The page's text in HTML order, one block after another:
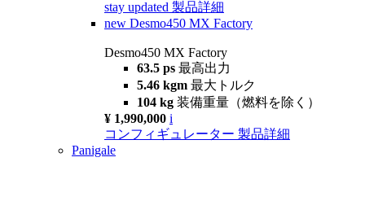
stay updated 製品詳細
new Desmo450 MX Factory
Desmo450 MX Factory
63.5 ps 最高出力
5.46 kgm 最大トルク
104 kg 装備重量（燃料を除く）
¥ 1,990,000 i
コンフィギュレーター 製品詳細
Panigale